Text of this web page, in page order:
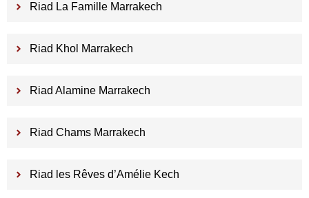
Riad La Famille Marrakech
Riad Khol Marrakech
Riad Alamine Marrakech
Riad Chams Marrakech
Riad les Rêves d’Amélie Kech